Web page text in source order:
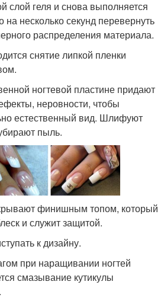
слой геля и снова выполняется
несколько секунд перевернуть
распределения материала.
снятие липкой пленки
ногтевой пластине придают
неровности, чтобы
естественный вид. Шлифуют
пыль.
финишным топом, который
и служит защитой.
к дизайну.
при наращивании ногтей
смазывание кутикулы